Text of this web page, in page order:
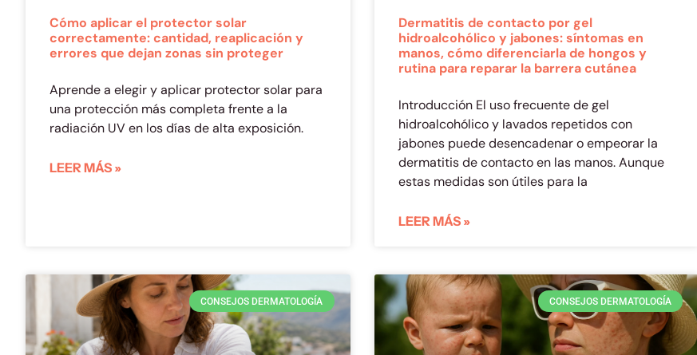
Cómo aplicar el protector solar
correctamente: cantidad, reaplicación y
errores que dejan zonas sin proteger
Aprende a elegir y aplicar protector solar para
una protección más completa frente a la
radiación UV en los días de alta exposición.
LEER MÁS »
Dermatitis de contacto por gel
hidroalcohólico y jabones: síntomas en
manos, cómo diferenciarla de hongos y
rutina para reparar la barrera cutánea
Introducción El uso frecuente de gel
hidroalcohólico y lavados repetidos con
jabones puede desencadenar o empeorar la
dermatitis de contacto en las manos. Aunque
estas medidas son útiles para la
LEER MÁS »
CONSEJOS DERMATOLOGÍA CONSEJOS DERMATOLOGÍA